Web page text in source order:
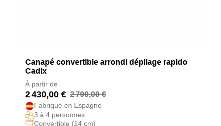
Canapé convertible arrondi dépliage rapido
Cadix
À partir de
2 430,00 € 2 790,00 €
Fabriqué en Espagne
3 à 4 personnes
Convertible (14 cm)